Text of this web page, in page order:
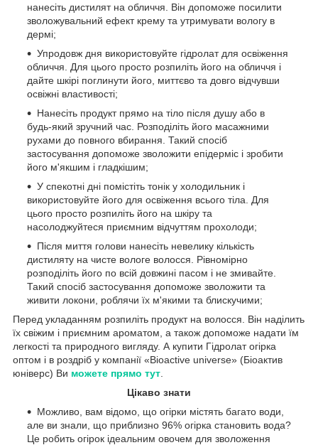
нанесіть дистилят на обличчя. Він допоможе посилити
зволожувальний ефект крему та утримувати вологу в
дермі;
Упродовж дня використовуйте гідролат для освіження
обличчя. Для цього просто розпиліть його на обличчя і
дайте шкірі поглинути його, миттєво та довго відчувши
освіжні властивості;
Нанесіть продукт прямо на тіло після душу або в
будь-який зручний час. Розподіліть його масажними
рухами до повного вбирання. Такий спосіб
застосування допоможе зволожити епідерміс і зробити
його м'якшим і гладкішим;
У спекотні дні помістіть тонік у холодильник і
використовуйте його для освіження всього тіла. Для
цього просто розпиліть його на шкіру та
насолоджуйтеся приємним відчуттям прохолоди;
Після миття голови нанесіть невелику кількість
дистиляту на чисте вологе волосся. Рівномірно
розподіліть його по всій довжині пасом і не змивайте.
Такий спосіб застосування допоможе зволожити та
живити локони, роблячи їх м'якими та блискучими;
Перед укладанням розпиліть продукт на волосся. Він наділить
їх свіжим і приємним ароматом, а також допоможе надати їм
легкості та природного вигляду. А купити Гідролат огірка
оптом і в роздріб у компанії «Bioactive universe» (Біоактив
юніверс) Ви можете прямо тут
Цікаво знати
Можливо, вам відомо, що огірки містять багато води,
але ви знали, що приблизно 96% огірка становить вода?
Це робить огірок ідеальним овочем для зволоження